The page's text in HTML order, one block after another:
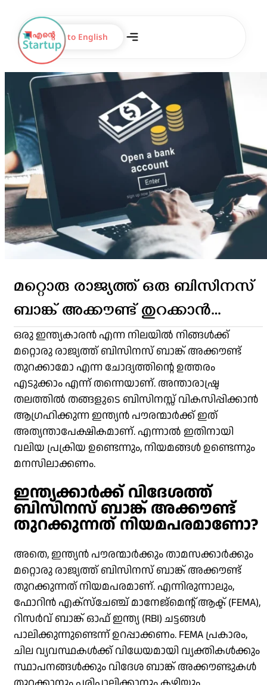
Switch to English
മറ്റൊരു രാജ്യത്ത് ഒരു ബിസിനസ്
ബാങ്ക് അക്കൗണ്ട് തുറക്കാൻ
കഴിയുമോ?
ഒരു ഇന്ത്യകാരൻ എന്ന നിലയിൽ നിങ്ങൾക്ക്
മറ്റൊരു രാജ്യത്ത് ബിസിനസ് ബാങ്ക് അക്കൗണ്ട്
തുറക്കാമോ എന്ന ചോദ്യത്തിന്റെ ഉത്തരം
എടുക്കാം എന്ന് തന്നെയാണ്. അന്താരാഷ്ട്ര
തലത്തിൽ തങ്ങളുടെ ബിസിനസ്സ് വികസിപ്പിക്കാൻ
ആഗ്രഹിക്കുന്ന ഇന്ത്യൻ പൗരന്മാർക്ക് ഇത്
അത്യന്താപേക്ഷികമാണ്. എന്നാൽ ഇതിനായി
വലിയ പ്രക്രിയ ഉണ്ടെന്നും, നിയമങ്ങൾ ഉണ്ടെന്നും
മനസിലാക്കണം.
ഇന്ത്യക്കാർക്ക് വിദേശത്ത്
ബിസിനസ് ബാങ്ക് അക്കൗണ്ട്
തുറക്കുന്നത് നിയമപരമാണോ?
അതെ, ഇന്ത്യൻ പൗരന്മാർക്കും താമസക്കാർക്കും
മറ്റൊരു രാജ്യത്ത് ബിസിനസ് ബാങ്ക് അക്കൗണ്ട്
തുറക്കുന്നത് നിയമപരമാണ്. എന്നിരുന്നാലും,
ഫോറിൻ എക്സ്ചേഞ്ച് മാനേജ്മെന്റ് ആക്ട് (FEMA),
റിസർവ് ബാങ്ക് ഓഫ് ഇന്ത്യ (RBI) ചട്ടങ്ങൾ
പാലിക്കുന്നുണ്ടെന്ന് ഉറപ്പാക്കണം. FEMA പ്രകാരം,
ചില വ്യവസ്ഥകൾക്ക് വിധേയമായി വ്യക്തികൾക്കും
സ്ഥാപനങ്ങൾക്കും വിദേശ ബാങ്ക് അക്കൗണ്ടുകൾ